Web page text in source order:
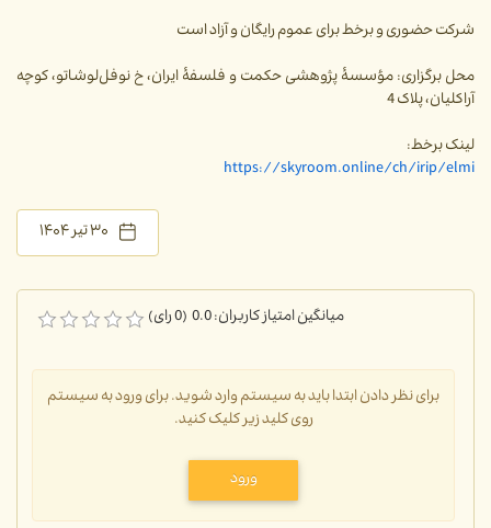
شرکت حضوری و برخط برای عموم رایگان و آزاد است
محل برگزاری: مؤسسۀ پژوهشی حکمت و فلسفۀ ایران، خ نوفل‌لوشاتو، کوچه
آراکلیان، پلاک 4
لینک برخط:
https://skyroom.online/ch/irip/elmi
۳۰ تیر ۱۴۰۴
میانگین امتیاز کاربران: 0.0 (0 رای)
برای نظر دادن ابتدا باید به سیستم وارد شوید. برای ورود به سیستم
روی کلید زیر کلیک کنید.
ورود